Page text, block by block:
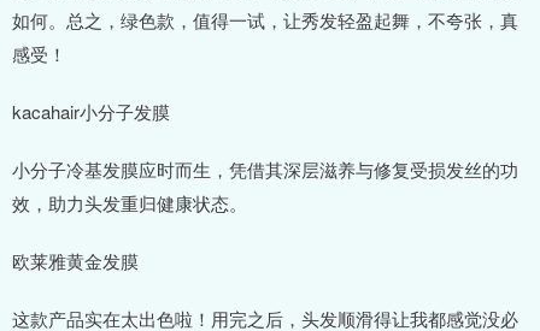
如何。总之，绿色款，值得一试，让秀发轻盈起舞，不夸张，真
感受！
kacahair小分子发膜
小分子冷基发膜应时而生，凭借其深层滋养与修复受损发丝的功
效，助力头发重归健康状态。
欧莱雅黄金发膜
这款产品实在太出色啦！用完之后，头发顺滑得让我都感觉没必